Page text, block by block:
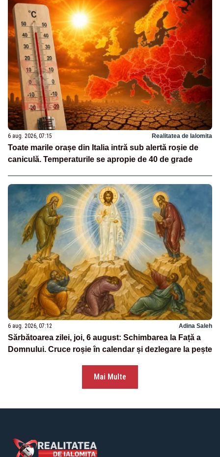
6 aug. 2026, 07:15 Realitatea de Ialomita
Toate marile orașe din Italia intră sub alertă roșie de
caniculă. Temperaturile se apropie de 40 de grade
6 aug. 2026, 07:12 Adina Saleh
Sărbătoarea zilei, joi, 6 august: Schimbarea la Față a
Domnului. Cruce roșie în calendar și dezlegare la pește
Mai Multe